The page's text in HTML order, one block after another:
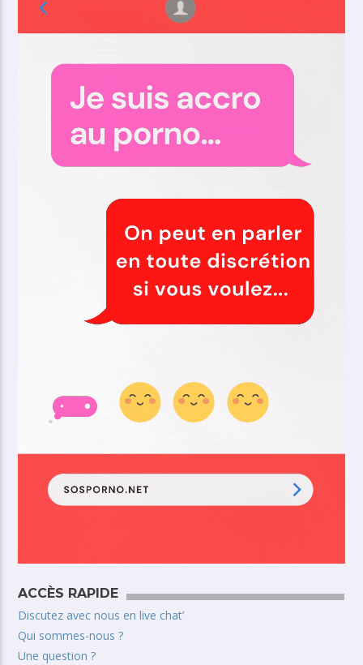
ACCÈS RAPIDE
Discutez avec nous en live chat’
Qui sommes-nous ?
Une question ?